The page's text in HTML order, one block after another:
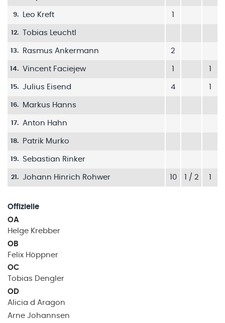
9. Leo Kreft
12. Tobias Leuchtl
13. Rasmus Ankermann 2
14. Vincent Faciejew
15. Julius Eisend 4
16. Markus Hanns
17. Anton Hahn
18. Patrik Murko
19. Sebastian Rinker
21. Johann Hinrich Rohwer 10 1 / 2
Offizielle
OA
Helge Krebber
OB
Felix Höppner
OC
Tobias Dengler
OD
Alicia d Aragon
Arne Johannsen